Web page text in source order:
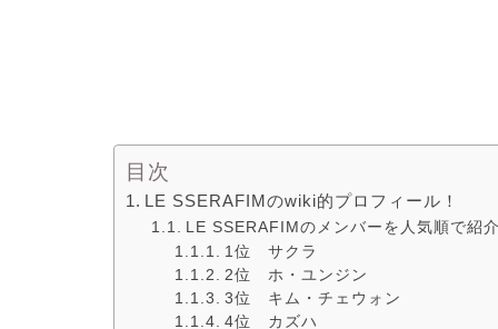
目次
LE SSERAFIMのwiki的プロフィール！
LE SSERAFIMのメンバーを人気順で紹
1位 サクラ
2位 ホ・ユンジン
3位 キム・チェウォン
4位 カズハ